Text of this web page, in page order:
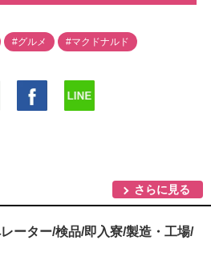
#グルメ #マクドナルド
さらに見る
ーター/検品/即入寮/製造・工場/